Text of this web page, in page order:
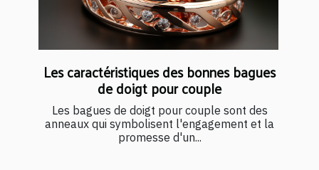
Les caractéristiques des bonnes bagues
de doigt pour couple
Les bagues de doigt pour couple sont des
anneaux qui symbolisent l'engagement et la
promesse d'un...